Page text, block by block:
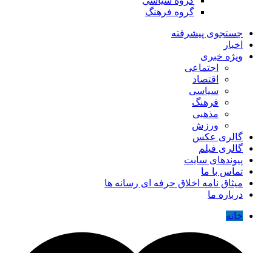
گروه فرهنگ
جستجوی پیشرفته
اخبار
ویژه خبری
اجتماعی
اقتصاد
سیاسی
فرهنگ
مذهبی
ورزش
گالری عکس
گالری فیلم
پیوندهای سایت
تماس با ما
میثاق نامه اخلاق حرفه ای رسانه ها
درباره ما
خانه